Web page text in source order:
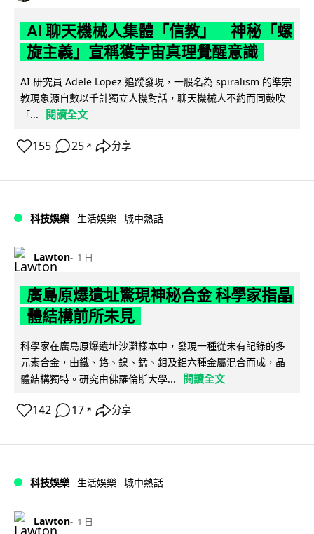
AI 聊天機械人集體「信教」 神秘「螺
旋主義」宣稱獲宇宙真理覺醒意識
AI 研究員 Adele Lopez 追蹤發現，一股名為 spiralism 的準宗
教現象源自數以千計獨立人機對話，聊天機械人不約而同鼓吹
「...
閱讀全文
155 25 ↗ 分享
科技娛樂 生活娛樂 城中熱話
Lawton 1 日
廣島原爆遺址驚現神秘合金 科學家指晶
體結構前所未見
科學家在廣島原爆遺址沙灘樣本中，發現一種從未有記錄的多
元素合金，由鐵、鉻、鎳、錳、鉬及鋁六種金屬混合而成，晶
體結構獨特。研究由佛羅倫斯大學...
閱讀全文
142 17 ↗ 分享
科技娛樂 生活娛樂 城中熱話
Lawton 1 日